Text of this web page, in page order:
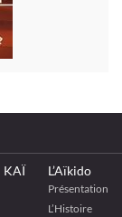
KAÏ L’Aïkido
Présentation
L’Histoire